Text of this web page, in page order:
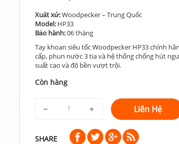
Xuất xứ:Woodpecker – Trung Quốc
Model: HP33
Bảo hành:06 tháng
Tay khoan siêu tốc Woodpecker HP33 chính
cấp, phun nước 3 tia và hệ thống chống hút
suất cao và độ bền vượt trội.
Còn hàng
Liên Hệ
SHARE